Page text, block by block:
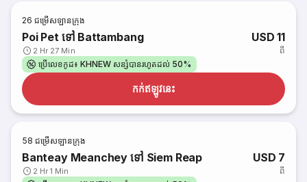
26 ជម្រើសឡានក្រុង
Poi Pet ទៅ Battambang
2 Hr 27 Min
USD 11
ពី
ប្រើលេខកូដ៖ KHNEW សន្សំបានរហូតដល់ 50%
កក់​ឥឡូវនេះ
58 ជម្រើសឡានក្រុង
Banteay Meanchey ទៅ Siem Reap
2 Hr 1 Min
USD 7
ពី